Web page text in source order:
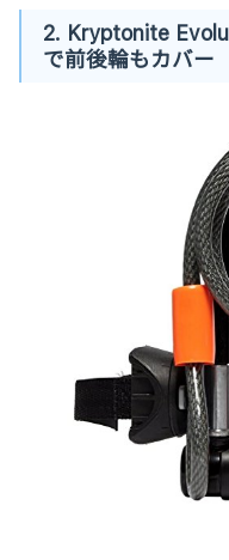
2. Kryptonite
で前後輪もカバー